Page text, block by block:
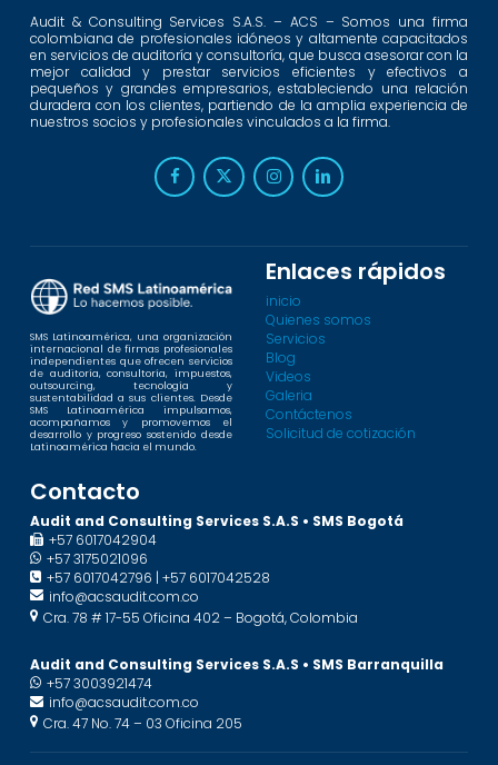
Audit & Consulting Services S.A.S. – ACS – Somos una firma
colombiana de profesionales idóneos y altamente capacitados
en servicios de auditoría y consultoría, que busca asesorar con la
mejor calidad y prestar servicios eficientes y efectivos a
pequeños y grandes empresarios, estableciendo una relación
duradera con los clientes, partiendo de la amplia experiencia de
nuestros socios y profesionales vinculados a la firma.
SMS Latinoamérica, una organización
internacional de firmas profesionales
independientes que ofrecen servicios
de auditoría, consultoría, impuestos,
outsourcing, tecnología y
sustentabilidad a sus clientes. Desde
SMS Latinoamérica impulsamos,
acompañamos y promovemos el
desarrollo y progreso sostenido desde
Latinoamérica hacia el mundo.
Enlaces rápidos
inicio
Quienes somos
Servicios
Blog
Videos
Galeria
Contáctenos
Solicitud de cotización
Contacto
Audit and Consulting Services S.A.S • SMS Bogotá
+57 6017042904
+57 3175021096
+57 6017042796 | +57 6017042528
info@acsaudit.com.co
Cra. 78 # 17-55 Oficina 402 – Bogotá, Colombia
Audit and Consulting Services S.A.S • SMS Barranquilla
+57 3003921474
info@acsaudit.com.co
Cra. 47 No. 74 – 03 Oficina 205